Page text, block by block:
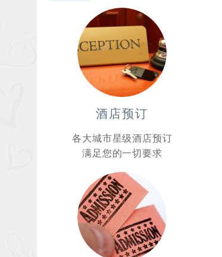
酒店预订
各大城市星级酒店预订
满足您的一切要求